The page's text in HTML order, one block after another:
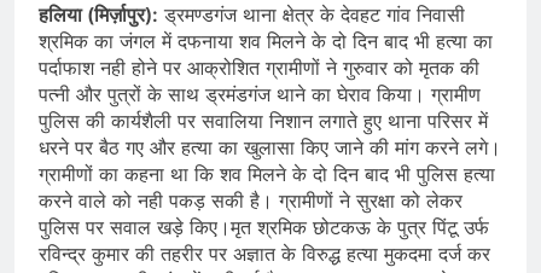
हलिया (मिर्ज़ापुर): ड्रमण्डगंज थाना क्षेत्र के देवहट गांव निवासी
श्रमिक का जंगल में दफनाया शव मिलने के दो दिन बाद भी हत्या का
पर्दाफाश नही होने पर आक्रोशित ग्रामीणों ने गुरुवार को मृतक की
पत्नी और पुत्रों के साथ ड्रमंडगंज थाने का घेराव किया। ग्रामीण
पुलिस की कार्यशैली पर सवालिया निशान लगाते हुए थाना परिसर में
धरने पर बैठ गए और हत्या का खुलासा किए जाने की मांग करने लगे।
ग्रामीणों का कहना था कि शव मिलने के दो दिन बाद भी पुलिस हत्या
करने वाले को नही पकड़ सकी है। ग्रामीणों ने सुरक्षा को लेकर
पुलिस पर सवाल खड़े किए।मृत श्रमिक छोटकऊ के पुत्र पिंटू उर्फ
रविन्द्र कुमार की तहरीर पर अज्ञात के विरुद्ध हत्या मुकदमा दर्ज कर